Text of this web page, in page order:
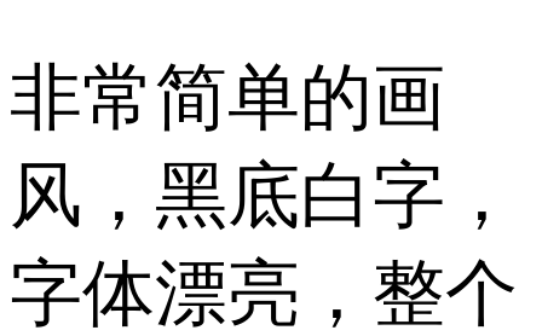
非常简单的画
风，黑底白字，
字体漂亮，整个